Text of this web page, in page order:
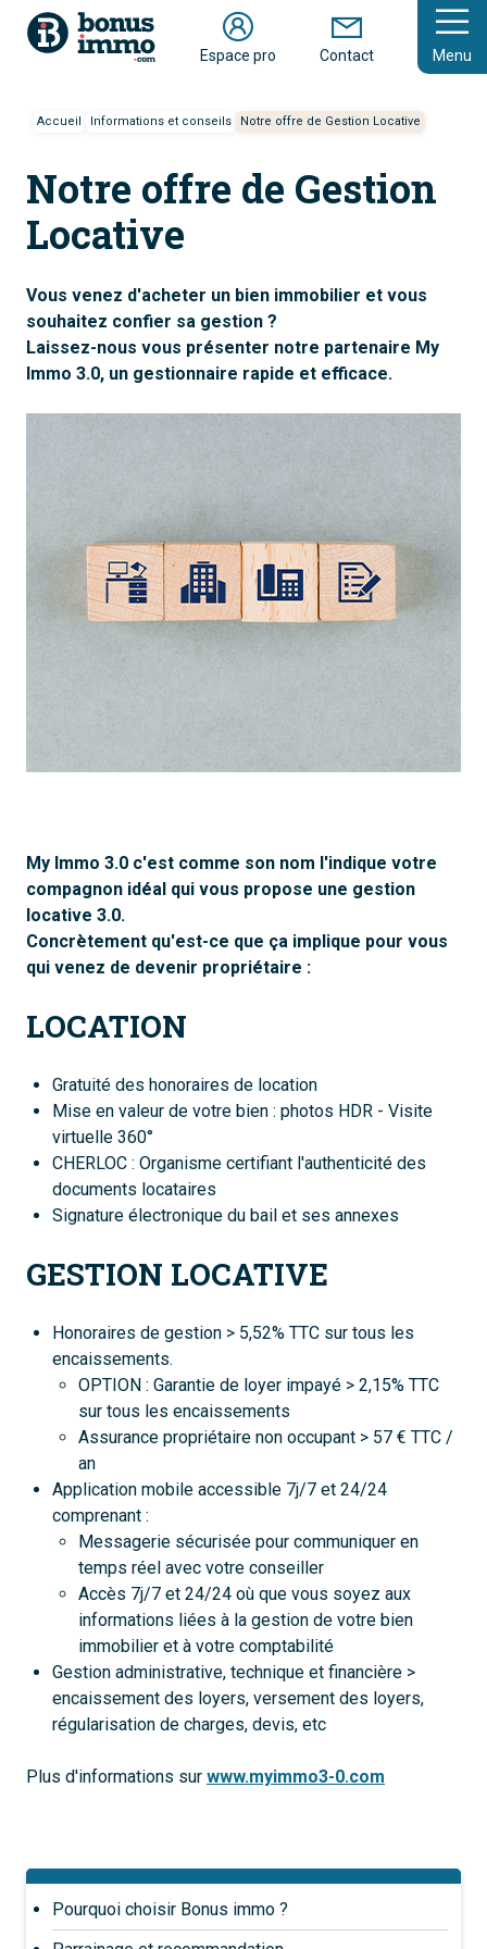
Espace pro Contact Menu
Accueil Informations et conseils Notre offre de Gestion Locative
Notre offre de Gestion
Locative
Vous venez d'acheter un bien immobilier et vous
souhaitez confier sa gestion ?
Laissez-nous vous présenter notre partenaire My
Immo 3.0, un gestionnaire rapide et efficace.
My Immo 3.0 c'est comme son nom l'indique votre
compagnon idéal qui vous propose une gestion
locative 3.0.
Concrètement qu'est-ce que ça implique pour vous
qui venez de devenir propriétaire :
LOCATION
Gratuité des honoraires de location
Mise en valeur de votre bien : photos HDR - Visite
virtuelle 360°
CHERLOC : Organisme certifiant l'authenticité des
documents locataires
Signature électronique du bail et ses annexes
GESTION LOCATIVE
Honoraires de gestion > 5,52% TTC sur tous les
encaissements.
OPTION : Garantie de loyer impayé > 2,15% TTC
sur tous les encaissements
Assurance propriétaire non occupant > 57 € TTC /
an
Application mobile accessible 7j/7 et 24/24
comprenant :
Messagerie sécurisée pour communiquer en
temps réel avec votre conseiller
Accès 7j/7 et 24/24 où que vous soyez aux
informations liées à la gestion de votre bien
immobilier et à votre comptabilité
Gestion administrative, technique et financière >
encaissement des loyers, versement des loyers,
régularisation de charges, devis, etc
Plus d'informations sur www.myimmo3-0.com
Pourquoi choisir Bonus immo ?